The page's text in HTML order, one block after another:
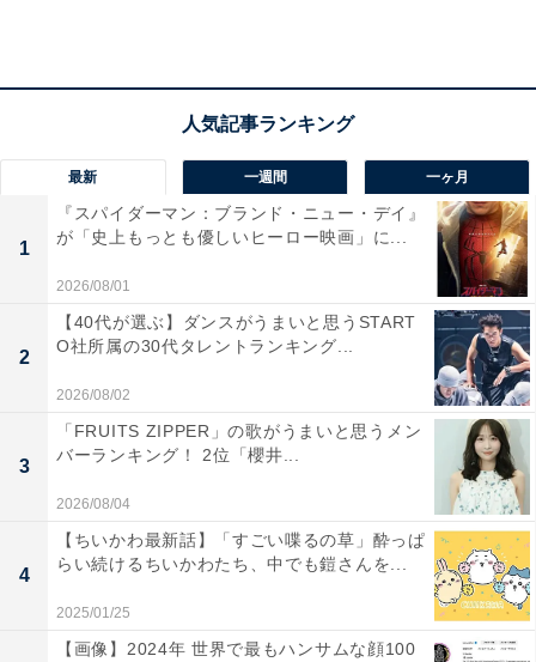
横浜、近鉄の2球団に渡って活躍した盛田幸妃。現役時
代は右打者の内角へ切れ込む鋭いシュートが武器の投手
で、1992年には最優秀防御率のタイトルも獲得しまし
横浜では佐々木主浩とともにダブルストッパーを務めた
主力投手。近鉄へ移籍後もセットアッパーとして活躍し
ていましたが、間もなく脳腫瘍が見つかり、シーズン中
の9月に摘出手術を受けました。
手術後に医師からは「野球をするのは難しい」という通
告を受けたにもかかわらず、懸命なリハビリで克服。手
術から1年後の1999年には一軍のマウンドに戻り、2年後
の2001年には34試合に投げて2勝をマークしました。近
鉄のリーグ優勝に貢献し、シーズン終了後にはカムバッ
最新 一週間 一ヶ月
1
『スパイダーマン：ブランド・ニュー・デイ』
が「史上もっとも優しいヒーロー映画」に...
2026/08/01
2
【40代が選ぶ】ダンスがうまいと思うSTART
O社所属の30代タレントランキング...
2026/08/02
3
「FRUITS ZIPPER」の歌がうまいと思うメン
バーランキング！ 2位「櫻井...
2026/08/04
4
【ちいかわ最新話】「すごい喋るの草」酔っぱ
らい続けるちいかわたち、中でも鎧さんを...
2025/01/25
【画像】2024年 世界で最もハンサムな顔100